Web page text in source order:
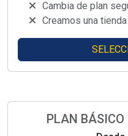
Cambia de plan
Creamos una
PLAN